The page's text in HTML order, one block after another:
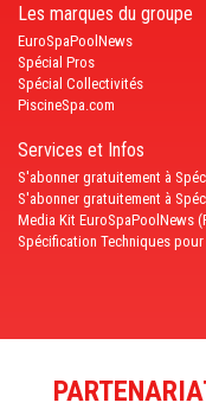
Les marques du groupe
EuroSpaPoolNews
Spécial Pros
Spécial Collectivités
PiscineSpa.com
Services et Infos
S'abonner gratuitement à
S'abonner gratuitement à
Media Kit EuroSpaPoolNews
Spécification Techniques